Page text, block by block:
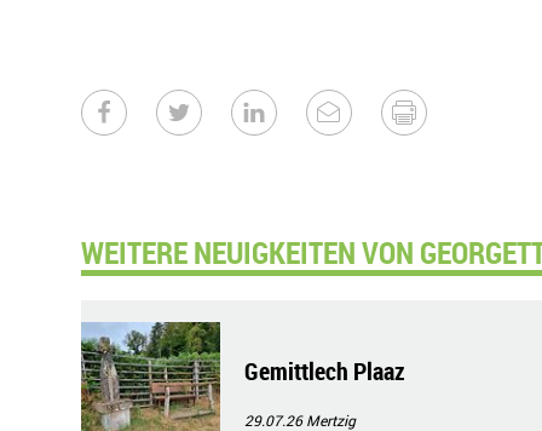
WEITERE NEUIGKEITEN VON
Gemittlech Plaaz
29.07.26Mertzig